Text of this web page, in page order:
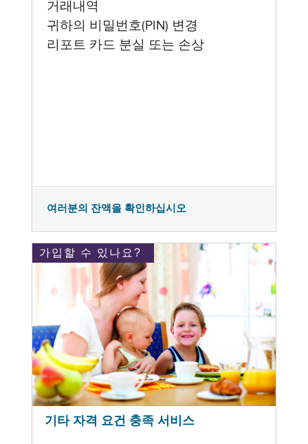
거래내역
귀하의 비밀번호(PIN) 변경
리포트 카드 분실 또는 손상
여러분의 잔액을 확인하십시오
가입할 수 있나요?
기타 자격 요건 충족 서비스